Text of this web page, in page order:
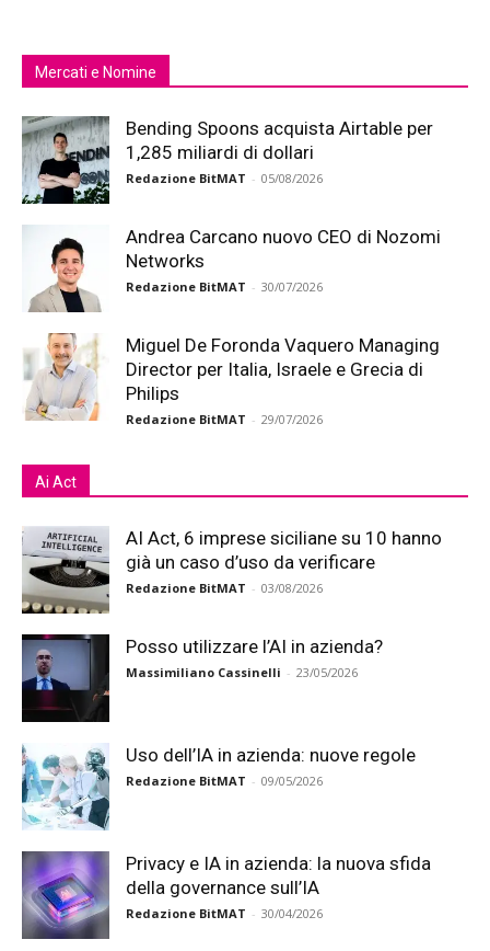
Mercati e Nomine
Bending Spoons acquista Airtable per
1,285 miliardi di dollari
Redazione BitMAT - 05/08/2026
Andrea Carcano nuovo CEO di Nozomi
Networks
Redazione BitMAT - 30/07/2026
Miguel De Foronda Vaquero Managing
Director per Italia, Israele e Grecia di
Philips
Redazione BitMAT - 29/07/2026
Ai Act
AI Act, 6 imprese siciliane su 10 hanno
già un caso d’uso da verificare
Redazione BitMAT - 03/08/2026
Posso utilizzare l’AI in azienda?
Massimiliano Cassinelli - 23/05/2026
Uso dell’IA in azienda: nuove regole
Redazione BitMAT - 09/05/2026
Privacy e IA in azienda: la nuova sfida
della governance sull’IA
Redazione BitMAT - 30/04/2026